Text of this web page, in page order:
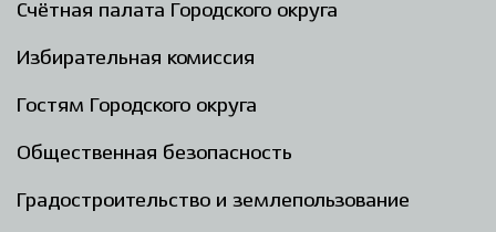
Счётная палата Городского округа
Избирательная комиссия
Гостям Городского округа
Общественная безопасность
Градостроительство и землепользование